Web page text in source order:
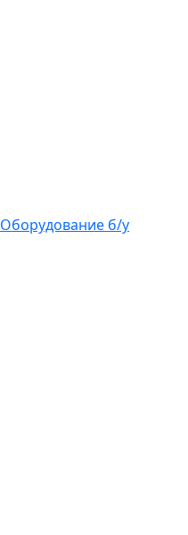
Оборудование б/у